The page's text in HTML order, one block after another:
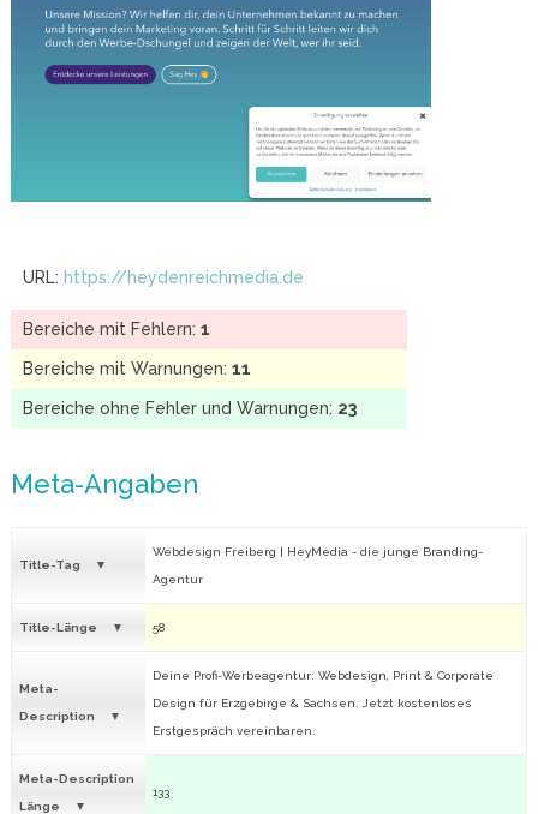
URL: https://heydenreichmedia.de
Bereiche mit Fehlern: 1
Bereiche mit Warnungen: 11
Bereiche ohne Fehler und Warnungen: 23
Meta-Angaben
Title-Tag
Webdesign Freiberg | HeyMedia - die junge Branding-
Agentur
Title-Länge 58
Meta-
Description
Deine Profi-Werbeagentur: Webdesign, Print & Corporate
Design für Erzgebirge & Sachsen. Jetzt kostenloses
Erstgespräch vereinbaren.
Meta-Description
Länge
133